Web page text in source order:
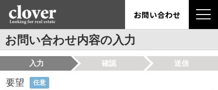
お問い合わせ
お問い合わせ内容の入力
入力 確認 送信
要望 任意